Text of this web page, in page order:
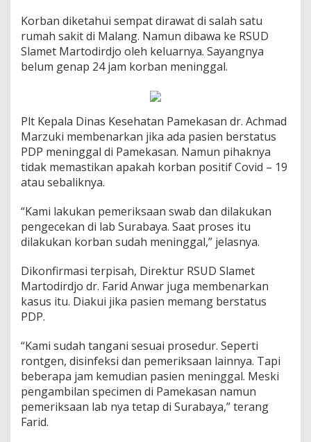
Korban diketahui sempat dirawat di salah satu
rumah sakit di Malang. Namun dibawa ke RSUD
Slamet Martodirdjo oleh keluarnya. Sayangnya
belum genap 24 jam korban meninggal.
Plt Kepala Dinas Kesehatan Pamekasan dr. Achmad
Marzuki membenarkan jika ada pasien berstatus
PDP meninggal di Pamekasan. Namun pihaknya
tidak memastikan apakah korban positif Covid – 19
atau sebaliknya.
“Kami lakukan pemeriksaan swab dan dilakukan
pengecekan di lab Surabaya. Saat proses itu
dilakukan korban sudah meninggal,” jelasnya.
Dikonfirmasi terpisah, Direktur RSUD Slamet
Martodirdjo dr. Farid Anwar juga membenarkan
kasus itu. Diakui jika pasien memang berstatus
PDP.
“Kami sudah tangani sesuai prosedur. Seperti
rontgen, disinfeksi dan pemeriksaan lainnya. Tapi
beberapa jam kemudian pasien meninggal. Meski
pengambilan specimen di Pamekasan namun
pemeriksaan lab nya tetap di Surabaya,” terang
Farid.